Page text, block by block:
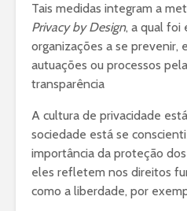
Tais medidas integram a
Privacy by Design, a qual foi
organizações a se prevenir,
autuações ou processos
transparência
A cultura de privacidade
sociedade está se
importância da proteção
eles refletem nos direitos
como a liberdade, por